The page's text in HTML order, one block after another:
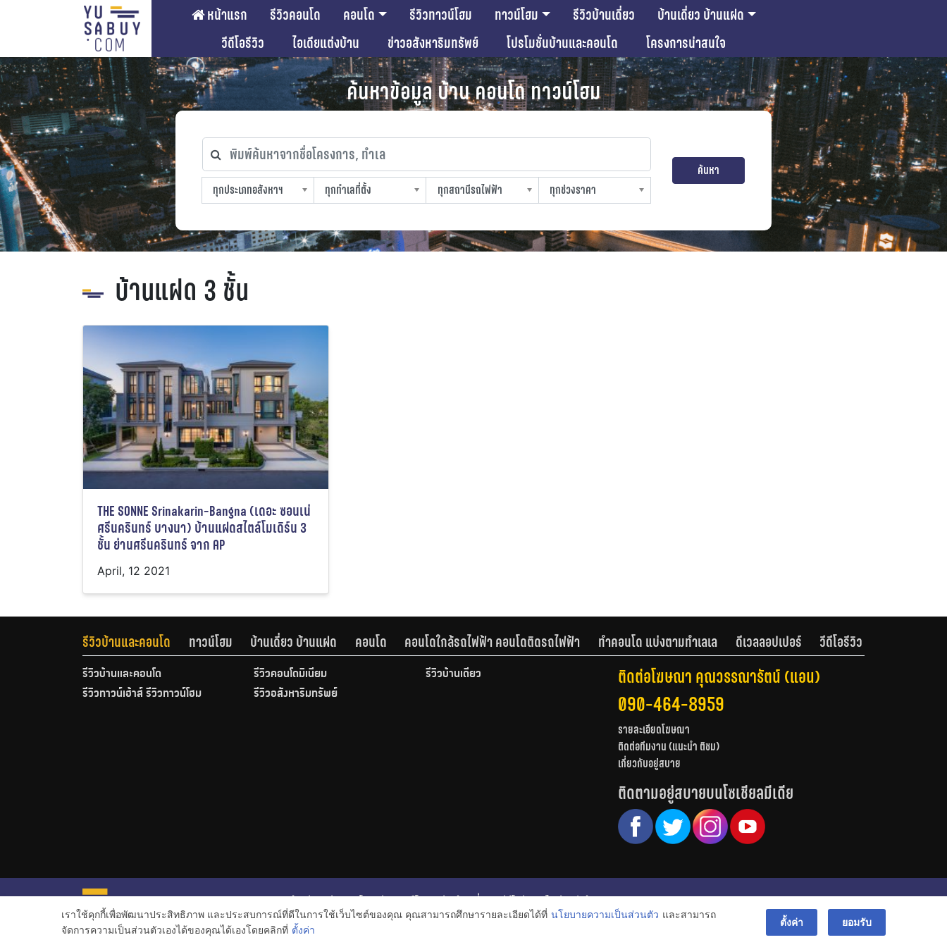
หน้าแรก รีวิวคอนโด คอนโด รีวิวทาวน์โฮม ทาวน์โฮม รีวิวบ้านเดี่ยว
บ้านเดี่ยว บ้านแฝด
วีดีโอรีวิว
ไอเดียแต่งบ้าน ข่าวอสังหาริมทรัพย์ โปรโมชั่นบ้านและคอนโด โครงการน่าสนใจ
ค้นหาข้อมูล บ้าน คอนโด ทาวน์โฮม
พิมพ์ค้นหาจากชื่อโครงการ, ทำเล
ทุกประเภทอสังหาฯ
ทุกประเภทอสังหาฯ
ทุกทำเลที่ตั้ง
ทุกทำเลที่ตั้ง
ทุกสถานีรถไฟฟ้า
ทุกสถานีรถไฟฟ้า
ทุกช่วงราคา
ทุกช่วงราคา
ค้นหา
บ้านแฝด 3 ชั้น
THE SONNE Srinakarin-Bangna (เดอะ ซอนเน่
ศรีนครินทร์ บางนา) บ้านแฝดสไตล์โมเดิร์น 3
ชั้น ย่านศรีนครินทร์ จาก AP
April, 12 2021
รีวิวบ้านและคอนโด ทาวน์โฮม บ้านเดี่ยว บ้านแฝด คอนโด คอนโดใกล้รถไฟฟ้า คอนโดติดรถไฟฟ้า ทำคอนโด แบ่งตามทำเลเล ดีเวลลอปเปอร์ วีดีโอรีวิว
รีวิวบ้านและคอนโด รีวิวคอนโดมิเนียม
รีวิวบ้านเดี่ยว
รีวิวทาวน์เฮ้าส์ รีวิวทาวน์โฮม
รีวิวอสังหาริมทรัพย์
ติดต่อโฆษณา คุณวรรณารัตน์ (แอน)
090-464-8959
รายละเอียดโฆษณา
ติดต่อทีมงาน (แนะนำ ติชม)
เกี่ยวกับอยู่สบาย
ติดตามอยู่สบายบนโซเชียลมีเดีย
หน้าหลัก รีวิวคอนโด รีวิวทาวน์โฮม รีวิวบ้านเดี่ยว วีดีโอรีวิว
ไอเดียแต่งบ้าน
ข่าวอสังหาริมทรัพย์
โปรโมชั่นบ้านและคอนโด
© สงวนลิขสิทธิ์ 2556-2564
เราใช้คุกกี้เพื่อพัฒนาประสิทธิภาพ และประสบการณ์ที่ดีในการใช้เว็บไซต์ของคุณ คุณสามารถศึกษารายละเอียดได้ที่ นโยบายความเป็นส่วนตัว และสามารถ
จัดการความเป็นส่วนตัวเองได้ของคุณได้เองโดยคลิกที่ ตั้งค่า
ตั้งค่า ยอมรับ